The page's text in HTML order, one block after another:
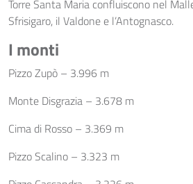
Torre Santa Maria confluiscono nel
Sfrisigaro, il Valdone e l’Antognasco.
I monti
Pizzo Zupò – 3.996 m
Monte Disgrazia – 3.678 m
Cima di Rosso – 3.369 m
Pizzo Scalino – 3.323 m